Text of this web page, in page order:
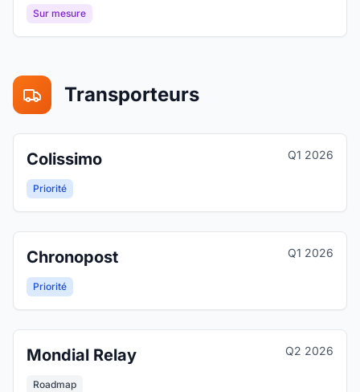
Sur mesure
Transporteurs
Colissimo
Priorité
Q1 2026
Chronopost
Priorité
Q1 2026
Mondial Relay
Roadmap
Q2 2026